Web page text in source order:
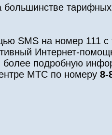
SMS на номер 111 с
Интернет-
более подробную
МТС по номеру 8-